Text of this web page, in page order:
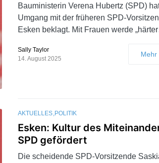
Bauministerin Verena Hubertz (SPD)
Umgang mit der früheren SPD-
Esken beklagt. Mit Frauen werde
Sally Taylor
14. August 2025
Mehr
AKTUELLES POLITIK
Esken: Kultur des
SPD gefördert
Die scheidende SPD-Vorsitzende